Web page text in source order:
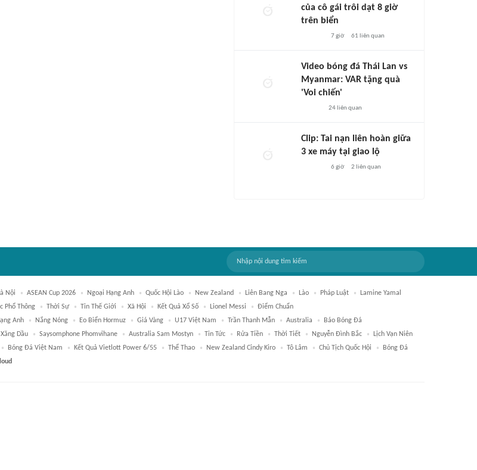
của cô gái trôi dạt 8 giờ
trên biển
7 giờ 61 liên quan
Video bóng đá Thái Lan vs
Myanmar: VAR tặng quà
'Voi chiến'
24liên quan
Clip: Tai nạn liên hoàn giữa
3 xe máy tại giao lộ
6 giờ 2 liên quan
Nội ASEAN Cup 2026 Ngoại Hạng Anh Quốc Hội Lào New Zealand Liên Bang Nga Lào Pháp Luật
Lamine Yamal
Phổ Thông Thời Sự Tin Thế Giới Xã Hội Kết Quả Xổ Số Lionel Messi
Điểm Chuẩn
Anh Nắng Nóng Eo Biển Hormuz Giá Vàng U17 Việt Nam Trần Thanh Mẫn Australia
Báo Bóng Đá
Dầu Saysomphone Phomvihane Australia Sam Mostyn Tin Tức Rửa Tiền Thời Tiết Nguyễn Đình Bắc
Lịch Vạn Niên
Bóng Đá Việt Nam Kết Quả Vietlott Power 6/55 Thể Thao New Zealand Cindy Kiro Tô Lâm Chủ Tịch Quốc Hội
Bóng Đá